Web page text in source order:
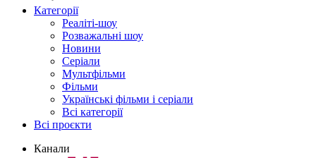
Категорії
Реаліті-шоу
Розважальні шоу
Новини
Серіали
Мультфільми
Фільми
Українські фільми і серіали
Всі категорії
Всі проєкти
Канали